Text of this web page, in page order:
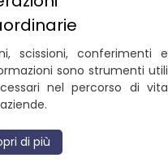
scissioni, conferimenti e
sono strumenti utili
nel percorso di vita
di più